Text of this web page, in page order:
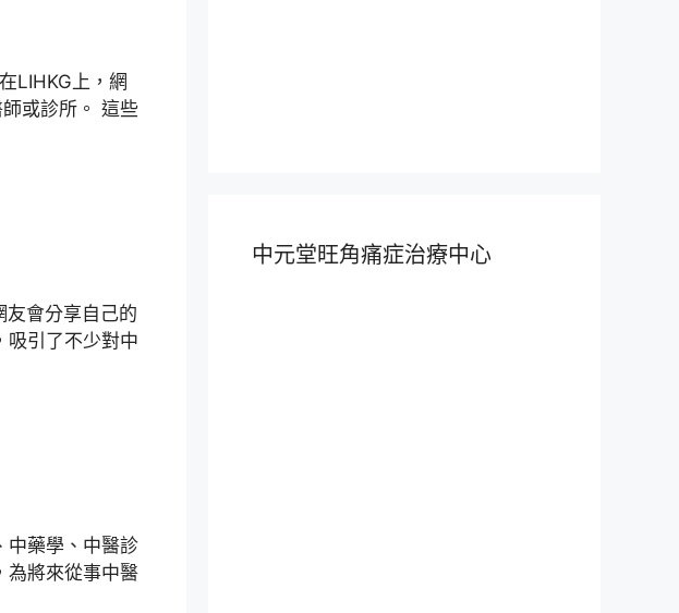
LIHKG上，網
或診所。 這些
友會分享自己的
吸引了不少對中
中藥學、中醫診
為將來從事中醫
中元堂旺角痛症治療中心